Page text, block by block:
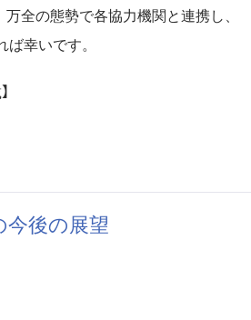
全の態勢で各協力機関と連携し、
幸いです。
後の展望